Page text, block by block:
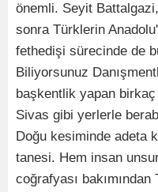
önemli. Seyit
sonra Türklerin
fethedişi sürecinde de
Biliyorsunuz
başkentlik yapan
Sivas gibi yerlerle
Doğu kesiminde adeta
tanesi. Hem insan
coğrafyası